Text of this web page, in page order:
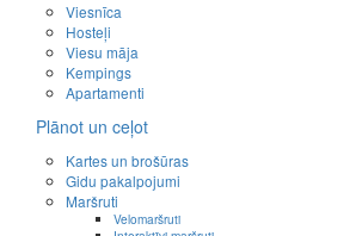
Viesnīca
Hosteļi
Viesu māja
Kempings
Apartamenti
Plānot un ceļot
Kartes un brošūras
Gidu pakalpojumi
Maršruti
Velomaršruti